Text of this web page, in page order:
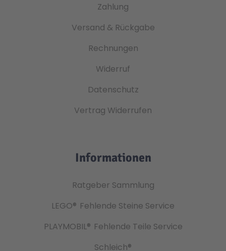
Zahlung
Versand & Rückgabe
Rechnungen
Widerruf
Datenschutz
Vertrag Widerrufen
Informationen
Ratgeber Sammlung
LEGO® Fehlende Steine Service
PLAYMOBIL® Fehlende Teile Service
Schleich®